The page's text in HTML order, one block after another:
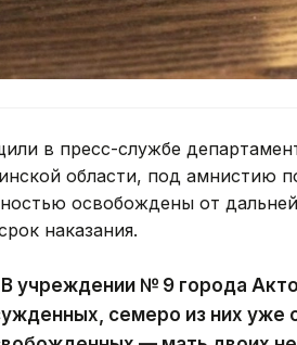
в пресс-службе
области, под амнистию
освобождены от
наказания.
учреждении № 9 города
семеро из них